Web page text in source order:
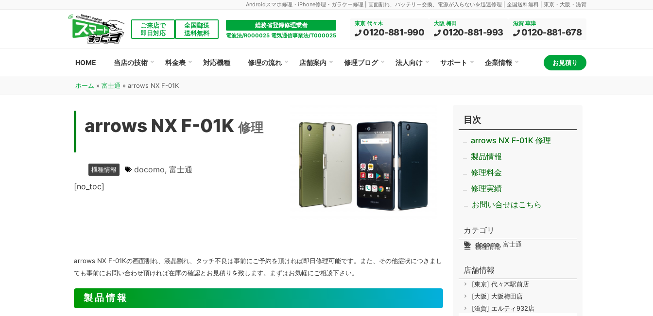
Androidスマホ修理・iPhone修理・ガラケー修理 | 画面割れ、バッテリー交換、電源が入らないを迅速修理 | 全国送料無料 | 東京・大阪・滋賀
ご来店で
即日対応
全国郵送
送料無料
総務省登録修理業者
電波法/R000025 電気通信事業法/T000025
東京 代々木
0120-881-990
大阪 梅田
0120-881-993
滋賀 草津
0120-881-678
HOME 当店の技術 料金表 対応機種 修理の流れ 店舗案内 修理ブログ 法人向け サポート 企業情報 お見積り
ホーム » 富士通 » arrows NX F-01K
arrows NX F-01K修理
機種情報 docomo, 富士通
[no_toc]
arrows NX F-01Kの画面割れ、液晶割れ、タッチ不良は事前にご予約を頂ければ即日修理可能です。また、その他症状につきまし
ても事前にお問い合わせ頂ければ在庫の確認とお見積りを致します。まずはお気軽にご相談下さい。
製品情報
目次
arrows NX F-01K 修理
製品情報
修理料金
修理実績
お問い合せはこちら
カテゴリ
docomo, 富士通
機種情報
店舗情報
[東京] 代々木駅前店
[大阪] 大阪梅田店
[滋賀] エルティ932店